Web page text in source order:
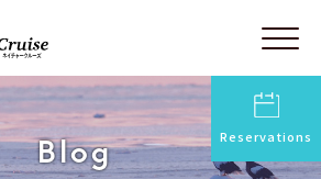
Reservations
Blog